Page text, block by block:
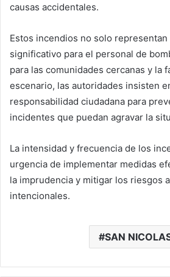
causas accidentales.
Estos incendios no solo
significativo para el personal de
para las comunidades cercanas y la
escenario, las autoridades insisten
responsabilidad ciudadana para
incidentes que puedan agravar la
La intensidad y frecuencia de los
urgencia de implementar medidas
la imprudencia y mitigar los riesgos
intencionales.
SAN